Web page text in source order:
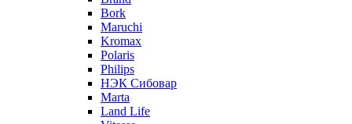
Bork
Maruchi
Kromax
Polaris
Philips
НЭК Сибовар
Marta
Land Life